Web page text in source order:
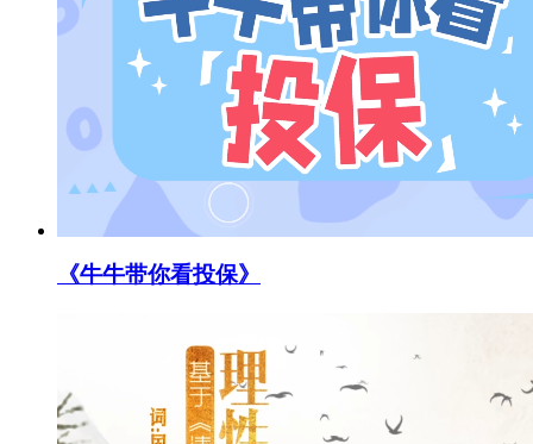
《牛牛带你看投保》